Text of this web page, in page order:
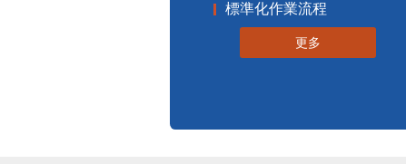
標準化作業流程
更多